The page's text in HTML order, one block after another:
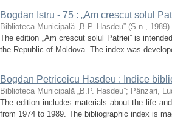
Bogdan Istru - 75 : „Am crescut solul
Biblioteca Municipală „B.P. Hasdeu” (S.n., 1989)
The edition „Am crescut solul Patriei” is
the Republic of Moldova. The index was
Bogdan Petriceicu Hasdeu : Indice
Biblioteca Municipală „B.P. Hasdeu”; Pânzari,
The edition includes materials about the life
from 1974 to 1989. The bibliographic index is